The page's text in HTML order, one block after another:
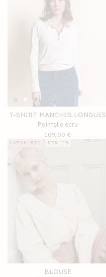
T-SHIRT MANCHES LONGUES
Pointelle écru
Prix
habituel
109,00 €
BLOUSE
COTON BIO NEW IN